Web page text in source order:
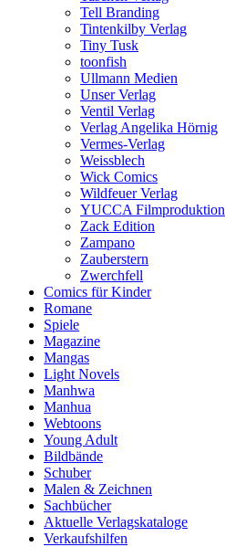
Tell Branding
Tintenkilby Verlag
Tiny Tusk
toonfish
Ullmann Medien
Unser Verlag
Ventil Verlag
Verlag Angelika Hörnig
Vermes-Verlag
Weissblech
Wick Comics
Wildfeuer Verlag
YUCCA Filmproduktion
Zack Edition
Zampano
Zauberstern
Zwerchfell
Comics für Kinder
Romane
Spiele
Magazine
Mangas
Light Novels
Manhwa
Manhua
Webtoons
Young Adult
Bildbände
Schuber
Malen & Zeichnen
Sachbücher
Aktuelle Verlagskataloge
Verkaufshilfen